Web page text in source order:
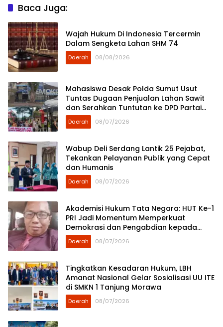
Baca Juga:
Wajah Hukum Di Indonesia Tercermin
Dalam Sengketa Lahan SHM 74
Daerah 08/08/2026
Mahasiswa Desak Polda Sumut Usut
Tuntas Dugaan Penjualan Lahan Sawit
dan Serahkan Tuntutan ke DPD Partai
Demokrat Sumut
Daerah 08/07/2026
Wabup Deli Serdang Lantik 25 Pejabat,
Tekankan Pelayanan Publik yang Cepat
dan Humanis
Daerah 08/07/2026
Akademisi Hukum Tata Negara: HUT Ke-1
PRI Jadi Momentum Memperkuat
Demokrasi dan Pengabdian kepada
Rakyat
Daerah 08/07/2026
Tingkatkan Kesadaran Hukum, LBH
Amanat Nasional Gelar Sosialisasi UU ITE
di SMKN 1 Tanjung Morawa
Daerah 08/07/2026